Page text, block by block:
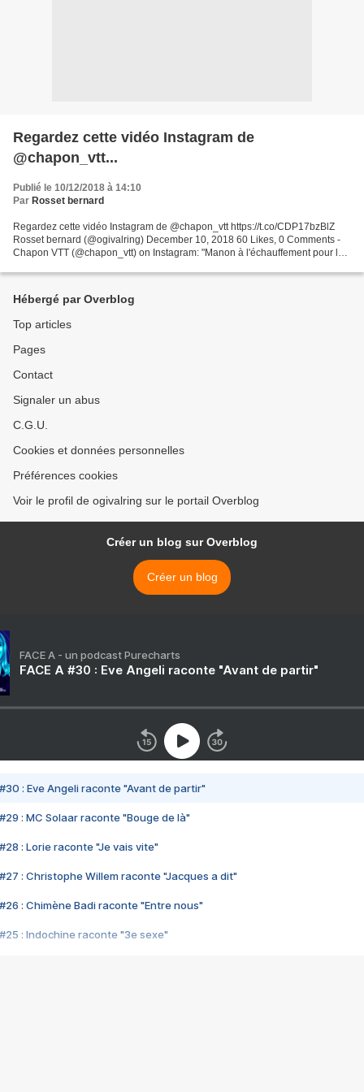
Regardez cette vidéo Instagram de
@chapon_vtt...
Publié le 10/12/2018 à 14:10
Par Rosset bernard
Regardez cette vidéo Instagram de @chapon_vtt https://t.co/CDP17bzBlZ
Rosset bernard (@ogivalring) December 10, 2018 60 Likes, 0 Comments -
Chapon VTT (@chapon_vtt) on Instagram: "Manon à l'échauffement pour le
Hébergé par Overblog
Top articles
Pages
Contact
Signaler un abus
C.G.U.
Cookies et données personnelles
Préférences cookies
Voir le profil de ogivalring sur le portail Overblog
Créer un blog sur Overblog
Créer un blog
FACE A - un podcast Purecharts
FACE A #30 : Eve Angeli raconte "Avant de partir"
#30 : Eve Angeli raconte "Avant de partir"
#29 : MC Solaar raconte "Bouge de là"
#28 : Lorie raconte "Je vais vite"
#27 : Christophe Willem raconte "Jacques a dit"
#26 : Chimène Badi raconte "Entre nous"
#25 : Indochine raconte "3e sexe"